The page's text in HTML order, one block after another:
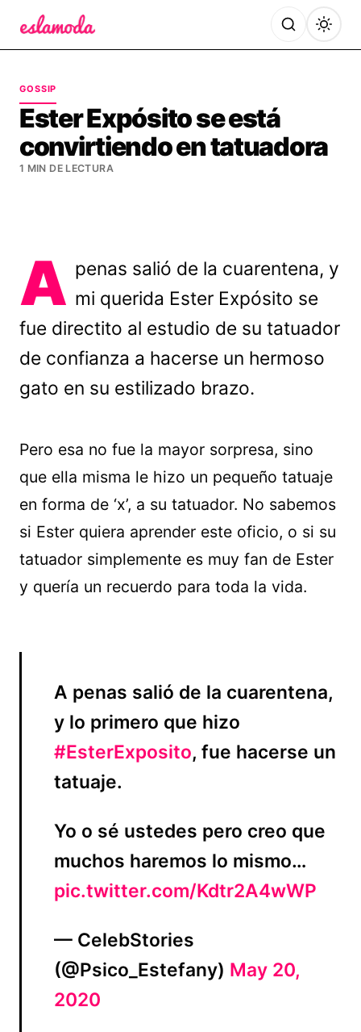
GOSSIP
Ester Expósito se está
convirtiendo en tatuadora
1 MIN DE LECTURA
A penas salió de la cuarentena, y
mi querida Ester Expósito se
fue directito al estudio de su tatuador
de confianza a hacerse un hermoso
gato en su estilizado brazo.
Pero esa no fue la mayor sorpresa, sino
que ella misma le hizo un pequeño tatuaje
en forma de ‘x’, a su tatuador. No sabemos
si Ester quiera aprender este oficio, o si su
tatuador simplemente es muy fan de Ester
y quería un recuerdo para toda la vida.
A penas salió de la cuarentena,
y lo primero que hizo
#EsterExposito, fue hacerse un
tatuaje.
Yo o sé ustedes pero creo que
muchos haremos lo mismo…
pic.twitter.com/Kdtr2A4wWP
— CelebStories
(@Psico_Estefany) May 20,
2020